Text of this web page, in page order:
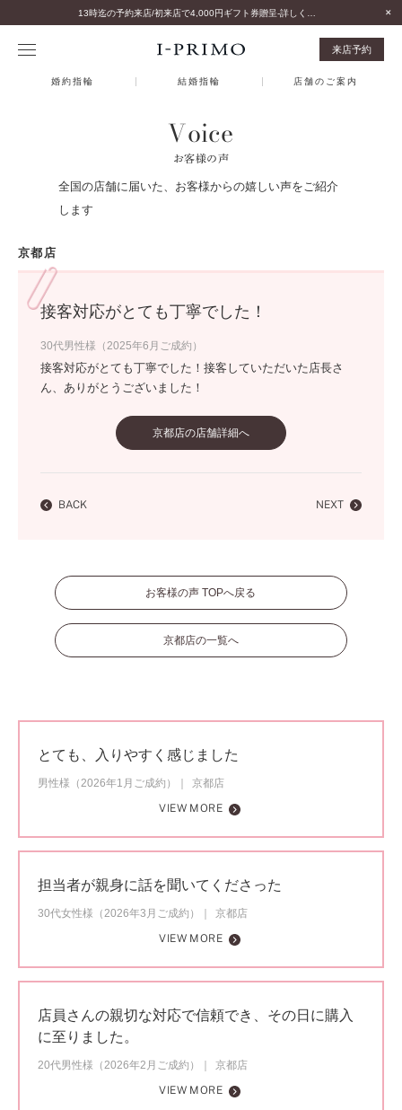
来店予約
婚約指輪 結婚指輪 店舗のご案内
Voice
お客様の声
全国の店舗に届いた、お客様からの嬉しい声をご紹介
します
京都店
接客対応がとても丁寧でした！
30代男性様（2025年6月ご成約）
接客対応がとても丁寧でした！接客していただいた店長さ
ん、ありがとうございました！
京都店の店舗詳細へ
BACK NEXT
お客様の声 TOPへ戻る
京都店の一覧へ
とても、入りやすく感じました
男性様（2026年1月ご成約）
京都店
VIEW MORE
担当者が親身に話を聞いてくださった
30代女性様（2026年3月ご成約）
京都店
VIEW MORE
店員さんの親切な対応で信頼でき、その日に購入
に至りました。
20代男性様（2026年2月ご成約）
京都店
VIEW MORE